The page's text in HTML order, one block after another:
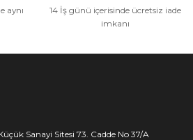
aynı
14 İş günü içerisinde ücretsiz iade
imkanı
Sanayi Sitesi 73. Cadde No 37/A